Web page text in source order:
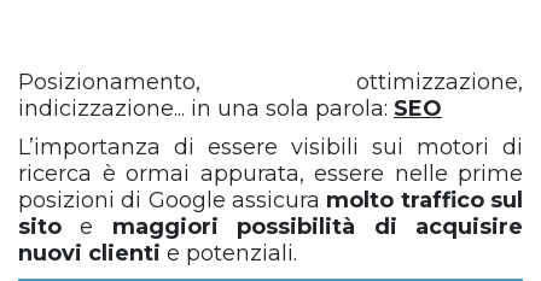
Posizionamento, ottimizzazione,
indicizzazione... in una sola parola: SEO
L’importanza di essere visibili sui motori di
ricerca è ormai appurata, essere nelle prime
posizioni di Google assicura molto traffico sul
sito e maggiori possibilità di acquisire
nuovi clienti e potenziali.